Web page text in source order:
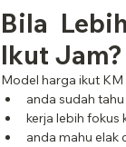
Bila
Ikut Jam?
Model harga ikut
anda sudah
kerja lebih fokus
anda mahu elak